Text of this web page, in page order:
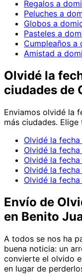
Regalos a
Peluches a
Globos a
Pasteles a
Cumpleaños a
Amistad a
Olvidé la
ciudades de
Enviamos olvidé la
más ciudades.
Olvidé la
Olvidé la
Olvidé la
Olvidé la
Olvidé la
Envío de
en Benito
A todos se nos ha
buena noticia: un
convierte el olvido
en lugar de